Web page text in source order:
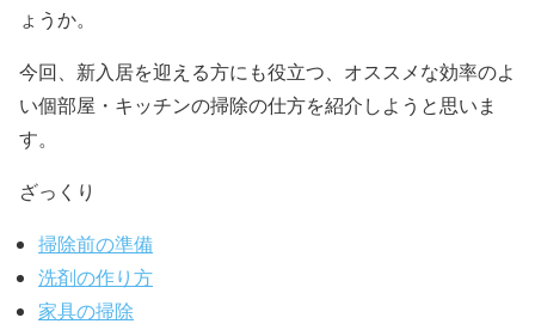
ょうか。
今回、新入居を迎える方にも役立つ、オススメな効率のよ
い個部屋・キッチンの掃除の仕方を紹介しようと思いま
す。
ざっくり
掃除前の準備
洗剤の作り方
家具の掃除